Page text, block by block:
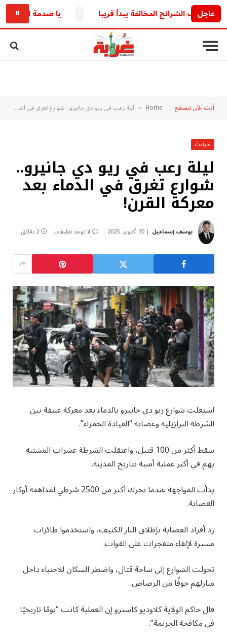
عاجل
الشرائح المخالفة يبدأ قريبا يا صدمة البداية..⏸
أنت الآن تتصفح: Home
» ليلة رعب في ريو دي جانيرو.. شوارع تغرق في الدماء بعد معركة القرن!
حوادث
ليلة رعب في ريو دي جانيرو..
شوارع تغرق في الدماء بعد
معركة القرن!
يوسف إسماعيل 30 أكتوبر، 2025 لا توجد تعليقات 2 دقائق
اشتعلت شوارع ريو دي جانيرو بالدماء بعد معركة عنيفة بين
الشرطة البرازيلية وعصابة “القيادة الحمراء”.
سقط أكثر من 100 قتيل، واعتقلت الشرطة عشرات المشتبه
بهم في أكبر عملية أمنية بتاريخ المدينة.
بدأت المواجهة عندما تحرك أكثر من 2500 شرطي لمداهمة أوكار
العصابة.
رد أفراد العصابة بإطلاق النار الكثيف، واستخدموا طائرات
مسيرة لإلقاء متفجرات على القوات.
تحولت الشوارع إلى ساحة قتال، واضطر السكان للاختباء داخل
منازلهم خوفًا من الرصاص.
قال حاكم الولاية كلاوديو كاسترو إن العملية كانت “يومًا تاريخيًا
في مكافحة الجريمة”.